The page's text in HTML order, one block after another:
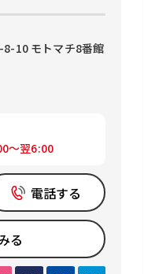
10 モトマチ8番館
～翌6:00
電話する
る